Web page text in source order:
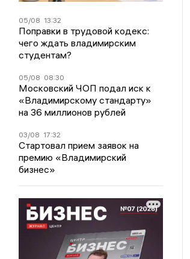
05/08 13:32
Поправки в трудовой кодекс:
чего ждать владимирским
студентам?
05/08 08:30
Московский ЧОП подал иск к
«Владимирскому стандарту»
на 36 миллионов рублей
03/08 17:32
Стартовал прием заявок на
премию «Владимирский
бизнес»